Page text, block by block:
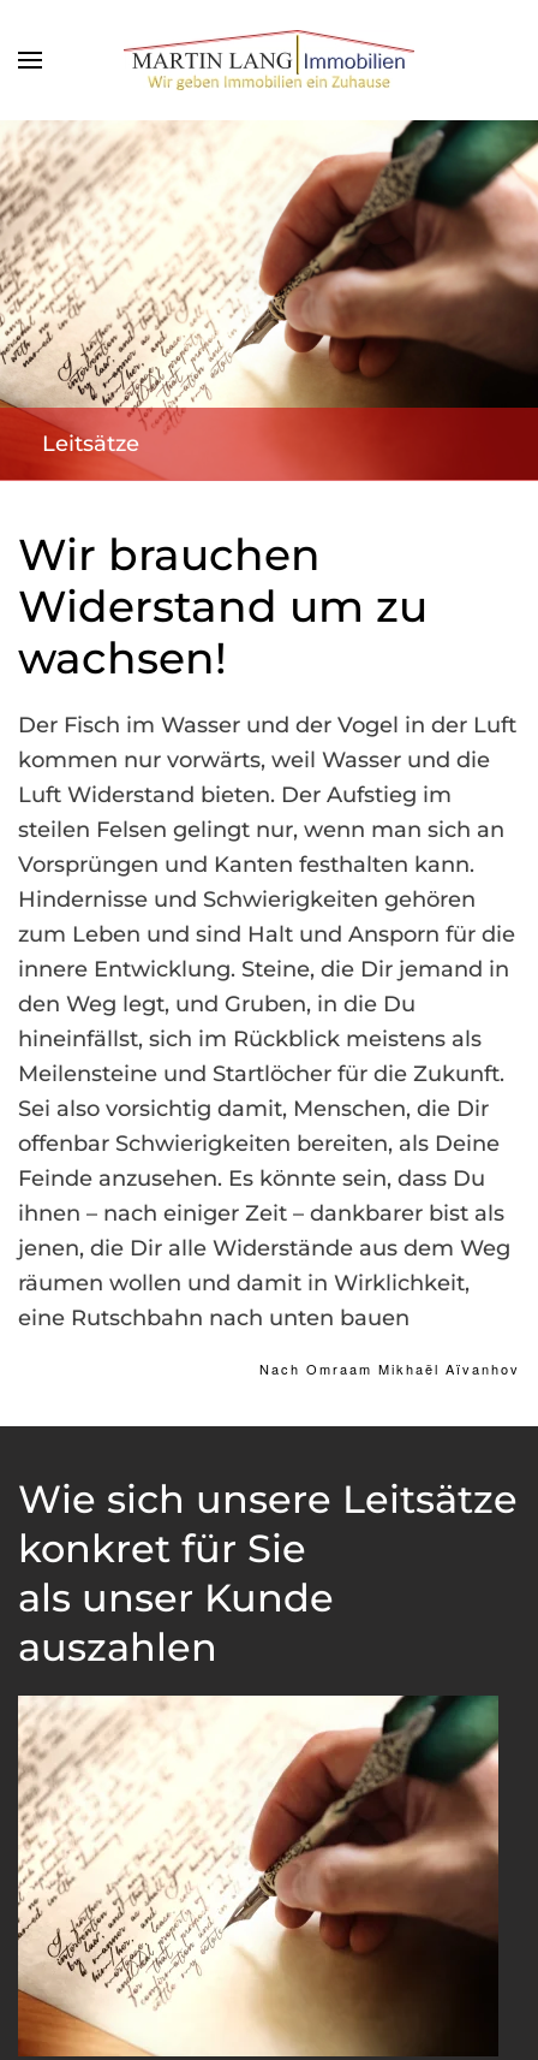
Leitsätze
Wir brauchen
Widerstand um zu
wachsen!
Der Fisch im Wasser und der Vogel in der Luft
kommen nur vorwärts, weil Wasser und die
Luft Widerstand bieten. Der Aufstieg im
steilen Felsen gelingt nur, wenn man sich an
Vorsprüngen und Kanten festhalten kann.
Hindernisse und Schwierigkeiten gehören
zum Leben und sind Halt und Ansporn für die
innere Entwicklung. Steine, die Dir jemand in
den Weg legt, und Gruben, in die Du
hineinfällst, sich im Rückblick meistens als
Meilensteine und Startlöcher für die Zukunft.
Sei also vorsichtig damit, Menschen, die Dir
offenbar Schwierigkeiten bereiten, als Deine
Feinde anzusehen. Es könnte sein, dass Du
ihnen – nach einiger Zeit – dankbarer bist als
jenen, die Dir alle Widerstände aus dem Weg
räumen wollen und damit in Wirklichkeit,
eine Rutschbahn nach unten bauen
Nach Omraam Mikhaël Aïvanhov
Wie sich unsere Leitsätze
konkret für Sie
als unser Kunde
auszahlen